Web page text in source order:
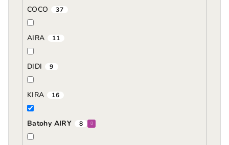
COCO 37
AIRA 11
DIDI 9
KIRA 16
Batohy AIRY 8